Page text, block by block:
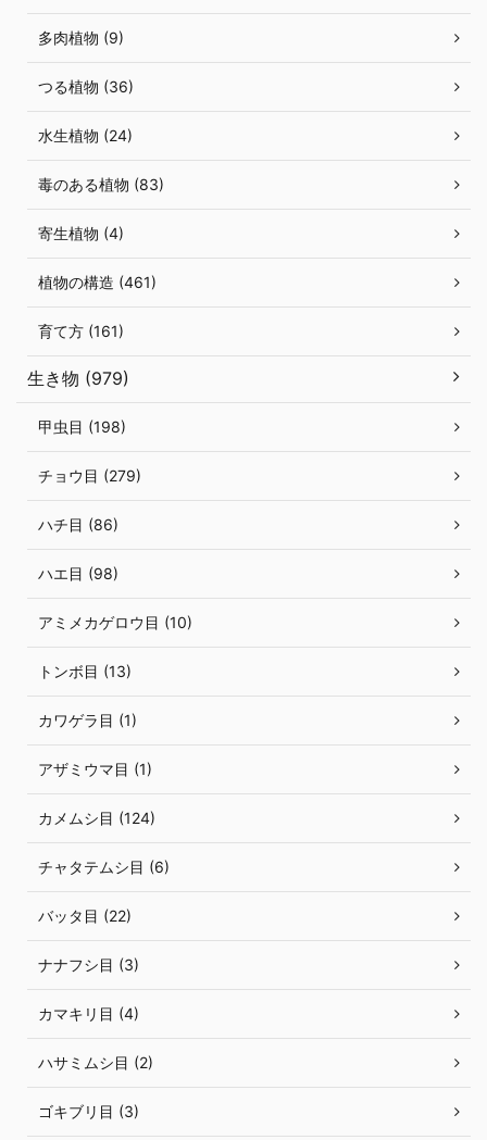
多肉植物 (9)
つる植物 (36)
水生植物 (24)
毒のある植物 (83)
寄生植物 (4)
植物の構造 (461)
育て方 (161)
生き物 (979)
甲虫目 (198)
チョウ目 (279)
ハチ目 (86)
ハエ目 (98)
アミメカゲロウ目 (10)
トンボ目 (13)
カワゲラ目 (1)
アザミウマ目 (1)
カメムシ目 (124)
チャタテムシ目 (6)
バッタ目 (22)
ナナフシ目 (3)
カマキリ目 (4)
ハサミムシ目 (2)
ゴキブリ目 (3)